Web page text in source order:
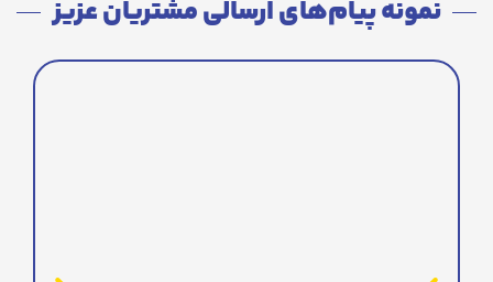
نمونه پیام‌های ارسالی مشتریان عزیز